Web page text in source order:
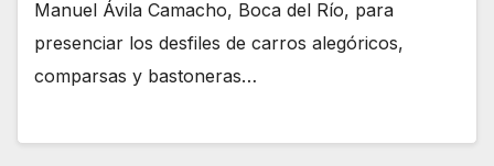
Manuel Ávila Camacho, Boca del Río, para
presenciar los desfiles de carros alegóricos,
comparsas y bastoneras…